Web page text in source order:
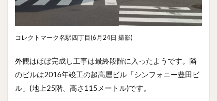
コレクトマーク名駅四丁目(6月24日 撮影)
外観はほぼ完成し工事は最終段階に入ったようです。隣
のビルは2016年竣工の超高層ビル「シンフォニー豊田ビ
ル」(地上25階、高さ115メートル)です。